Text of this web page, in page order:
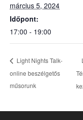
március 5, 2024
Időpont:
17:00 - 19:00
Light Nights Talk-
online beszélgetős
műsorunk